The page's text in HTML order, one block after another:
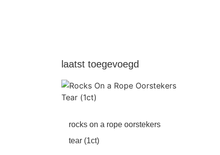
laatst toegevoegd
rocks on a rope oorstekers
tear (1ct)